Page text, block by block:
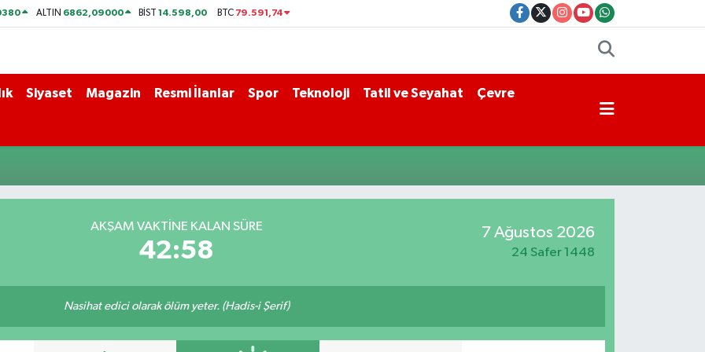
ALTIN 6862,09000 BİST14.598,00 BTC 79.591,74
Siyaset Magazin Resmi İlanlar Spor Teknoloji Tatil ve Seyahat Çevre
AKŞAM VAKTİNE KALAN SÜRE
42:58
7 Ağustos 2026
24 Safer 1448
Nasihat edici olarak ölüm yeter. (Hadis-i Şerif)